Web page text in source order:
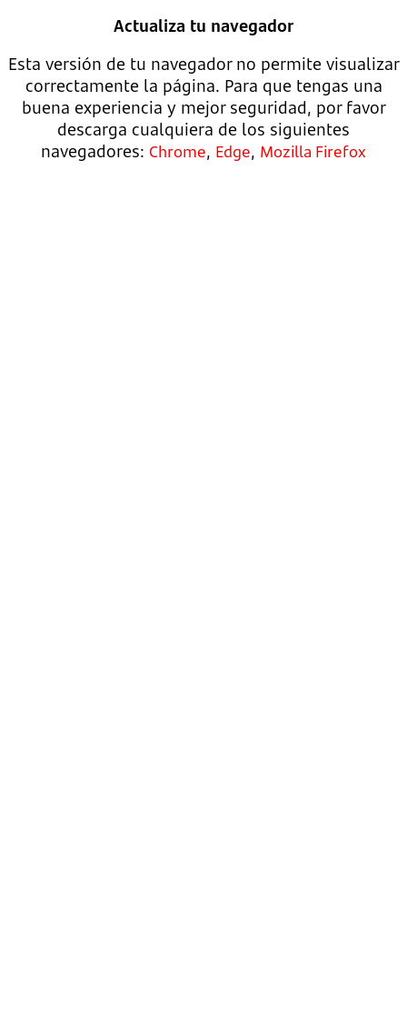
Actualiza tu navegador
Esta versión de tu navegador no permite visualizar
correctamente la página. Para que tengas una
buena experiencia y mejor seguridad, por favor
descarga cualquiera de los siguientes
navegadores: Chrome, Edge, Mozilla Firefox